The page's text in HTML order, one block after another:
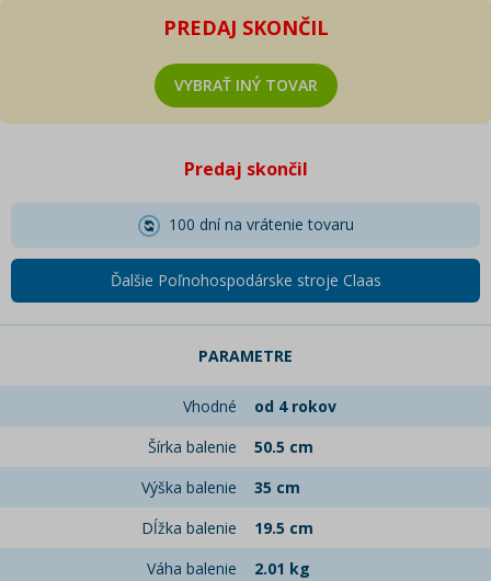
PREDAJ SKONČIL
VYBRAŤ INÝ TOVAR
Predaj skončil
100 dní na vrátenie tovaru
Ďalšie Poľnohospodárske stroje Claas
PARAMETRE
Vhodné
od 4 rokov
Šírka balenie
50.5 cm
Výška balenie
35 cm
Dĺžka balenie
19.5 cm
Váha balenie
2.01 kg